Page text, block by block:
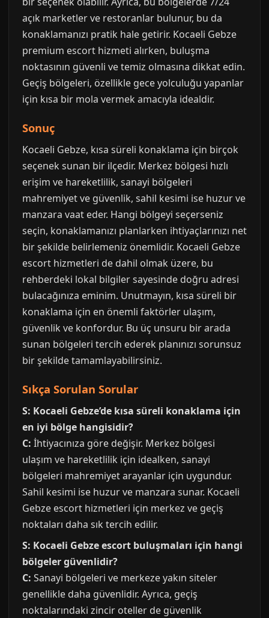
açık marketler ve restoranlar bulunur, bu da
konaklamanızı pratik hale getirir. Kocaeli Gebze
premium escort hizmeti alırken, buluşma
noktasının güvenli ve temiz olmasına dikkat edin.
Geçiş bölgeleri, özellikle gece yolculuğu yapanlar
için kısa bir mola vermek amacıyla idealdir.
Sonuç
Kocaeli Gebze, kısa süreli konaklama için birçok
seçenek sunan bir ilçedir. Merkez bölgesi hızlı
erişim ve hareketlilik, sanayi bölgeleri
mahremiyet ve güvenlik, sahil kesimi ise huzur ve
manzara vaat eder. Hangi bölgeyi seçerseniz
seçin, konaklamanızı planlarken ihtiyaçlarınızı net
bir şekilde belirlemeniz önemlidir. Kocaeli Gebze
escort hizmetleri de dahil olmak üzere, bu
rehberdeki lokal bilgiler sayesinde doğru adresi
bulacağınıza eminim. Unutmayın, kısa süreli bir
konaklama için en önemli faktörler ulaşım,
güvenlik ve konfordur. Bu üç unsuru bir arada
sunan bölgeleri tercih ederek planınızı sorunsuz
bir şekilde tamamlayabilirsiniz.
Sıkça Sorulan Sorular
S: Kocaeli Gebze’de kısa süreli konaklama için
en iyi bölge hangisidir?
C: İhtiyacınıza göre değişir. Merkez bölgesi
ulaşım ve hareketlilik için idealken, sanayi
bölgeleri mahremiyet arayanlar için uygundur.
Sahil kesimi ise huzur ve manzara sunar. Kocaeli
Gebze escort hizmetleri için merkez ve geçiş
noktaları daha sık tercih edilir.
S: Kocaeli Gebze escort buluşmaları için hangi
bölgeler güvenlidir?
C: Sanayi bölgeleri ve merkeze yakın siteler
genellikle daha güvenlidir. Ayrıca, geçiş
noktalarındaki zincir oteller de güvenlik